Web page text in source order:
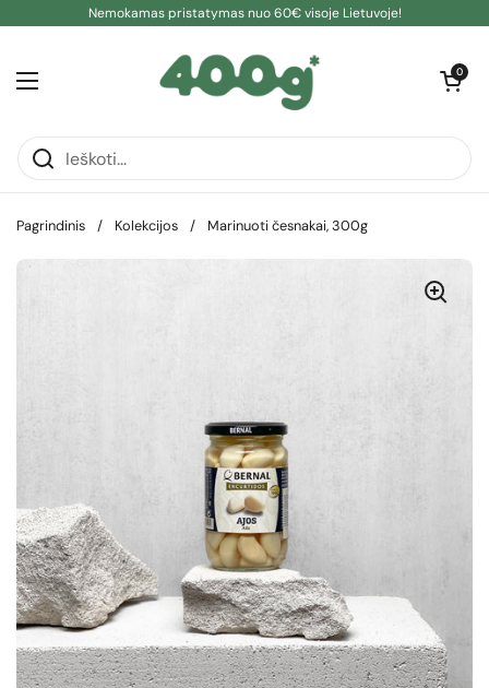
Pereiti prie turinioNemokamas pristatymas nuo 60€ visoje Lietuvoje!
Atidaryti meniu
Atidaryti
0
Pagrindinis / Kolekcijos / Marinuoti česnakai, 300g